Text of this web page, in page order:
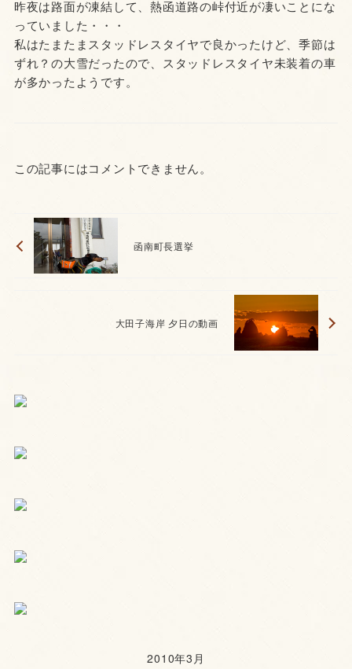
昨夜は路面が凍結して、熱函道路の峠付近が凄いことにな
っていました・・・
私はたまたまスタッドレスタイヤで良かったけど、季節は
ずれ？の大雪だったので、スタッドレスタイヤ未装着の車
が多かったようです。
この記事にはコメントできません。
函南町長選挙
大田子海岸 夕日の動画
2010年3月